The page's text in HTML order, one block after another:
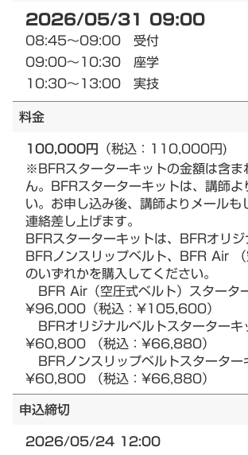
2026/05/31 09:00
08:45～09:00 受付
09:00～10:30 座学
10:30～13:00 実技
料金
100,000円 （税込：110,000円)
※BFRスターターキットの金額は含ま
ん。BFRスターターキットは、講師
い。お申し込み後、講師よりメールも
連絡差し上げます。
BFRスターターキットは、BFRオリジ
BFRノンスリップベルト、BFR Air （
のいずれかを購入してください。
BFR Air（空圧式ベルト）スタータ
¥96,000（税込：¥105,600）
BFRオリジナルベルトスターターキ
¥60,800 （税込：¥66,880）
BFRノンスリップベルトスターター
¥60,800 （税込：¥66,880）
申込締切
2026/05/24 12:00